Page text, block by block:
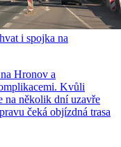
i spojka na
Hronov a
Kvůli
na několik dní uzavře
čeká objízdná trasa